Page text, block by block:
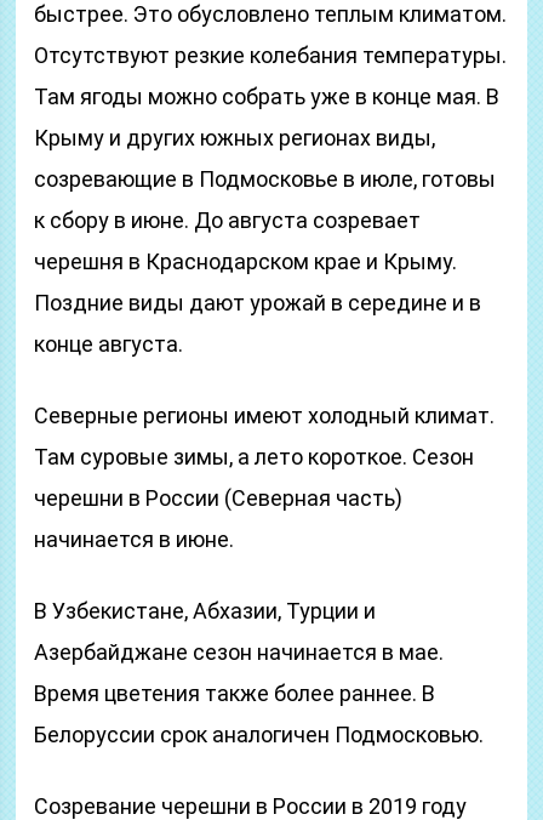
быстрее. Это обусловлено теплым климатом.
Отсутствуют резкие колебания температуры.
Там ягоды можно собрать уже в конце мая. В
Крыму и других южных регионах виды,
созревающие в Подмосковье в июле, готовы
к сбору в июне. До августа созревает
черешня в Краснодарском крае и Крыму.
Поздние виды дают урожай в середине и в
конце августа.
Северные регионы имеют холодный климат.
Там суровые зимы, а лето короткое. Сезон
черешни в России (Северная часть)
начинается в июне.
В Узбекистане, Абхазии, Турции и
Азербайджане сезон начинается в мае.
Время цветения также более раннее. В
Белоруссии срок аналогичен Подмосковью.
Созревание черешни в России в 2019 году